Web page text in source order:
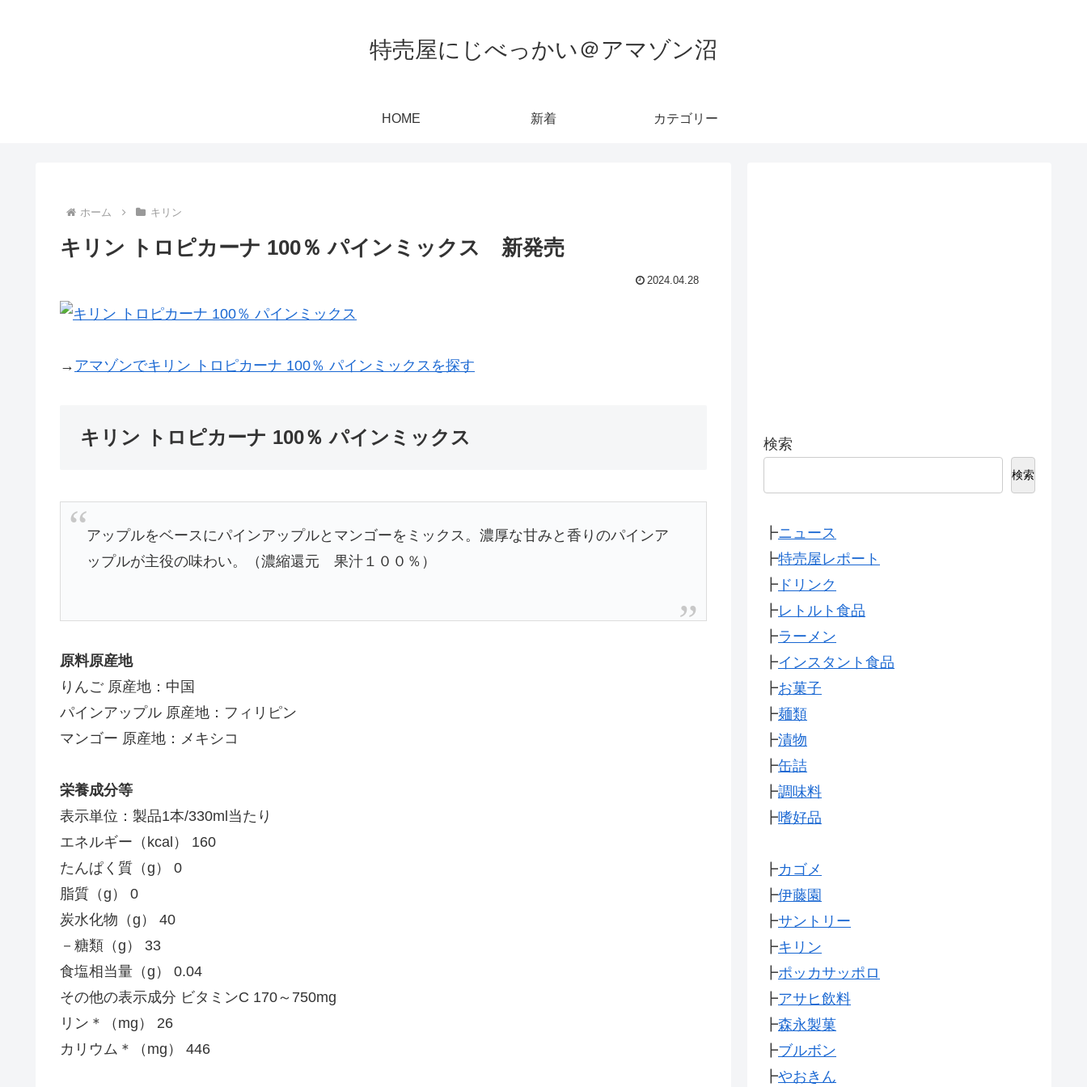
特売屋にじべっかい＠アマゾン沼
HOME 新着 カテゴリー
ホーム キリン
キリン トロピカーナ 100％ パインミックス 新発売
2024.04.28
→ アマゾンでキリン トロピカーナ 100％ パインミックスを探す
キリン トロピカーナ 100％ パインミックス
アップルをベースにパインアップルとマンゴーをミックス。濃厚な甘みと香りのパインア
ップルが主役の味わい。（濃縮還元 果汁１００％）
原料原産地
りんご 原産地：中国
パインアップル 原産地：フィリピン
マンゴー 原産地：メキシコ
栄養成分等
表示単位：製品1本/330ml当たり
エネルギー（kcal） 160
たんぱく質（g） 0
脂質（g） 0
炭水化物（g） 40
－糖類（g） 33
食塩相当量（g） 0.04
その他の表示成分 ビタミンC 170～750mg
リン＊（mg） 26
カリウム＊（mg） 446
検索
検索
┣ニュース
┣特売屋レポート
┣ ドリンク
┣レトルト食品
┣ラーメン
┣インスタント食品
┣お菓子
┣麺類
┣漬物
┣缶詰
┣調味料
┣嗜好品
┣カゴメ
┣伊藤園
┣サントリー
┣キリン
┣ポッカサッポロ
┣アサヒ飲料
┣森永製菓
┣ブルボン
┣やおきん